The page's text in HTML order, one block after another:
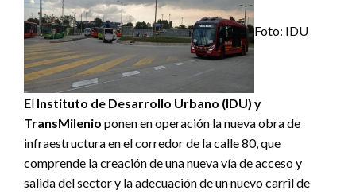
Foto: IDU
El Instituto de Desarrollo Urbano (IDU) y
TransMilenio ponen en operación la nueva obra de
infraestructura en el corredor de la calle 80, que
comprende la creación de una nueva vía de acceso y
salida del sector y la adecuación de un nuevo carril de